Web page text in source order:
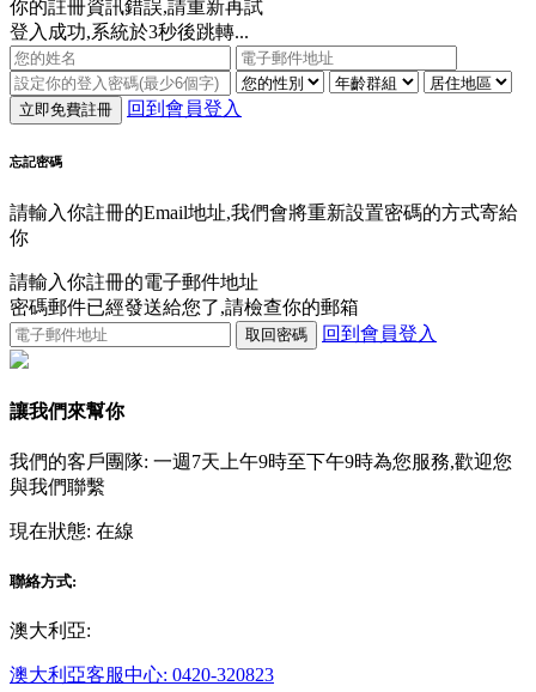
你的註冊資訊錯誤,請重新再試
登入成功,系統於3秒後跳轉...
立即免費註冊 回到會員登入
忘記密碼
請輸入你註冊的Email地址,我們會將重新設置密碼的方式寄給
你
請輸入你註冊的電子郵件地址
密碼郵件已經發送給您了,請檢查你的郵箱
取回密碼 回到會員登入
讓我們來幫你
我們的客戶團隊: 一週7天上午9時至下午9時為您服務,歡迎您
與我們聯繫
現在狀態: 在線
聯絡方式:
澳大利亞:
澳大利亞客服中心: 0420-320823